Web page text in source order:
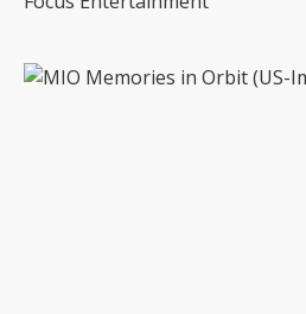
Bildergalerie überspringen